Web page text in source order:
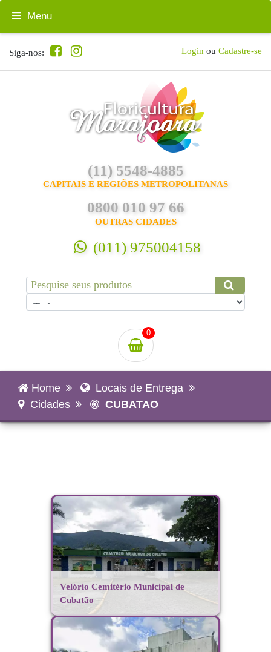
Siga-nos: Login ou Cadastre-se
(11) 5548-4885
CAPITAIS E REGIÕES METROPOLITANAS
0800 010 97 66
OUTRAS CIDADES
(011) 975004158
0
Menu
Home
Locais de Entrega
Cidades
CUBATAO
Velório Cemitério Municipal de
Cubatão